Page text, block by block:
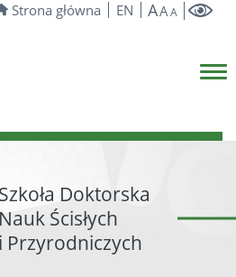
Strona główna EN AAA
Szkoła Doktorska
Nauk Ścisłych
i Przyrodniczych